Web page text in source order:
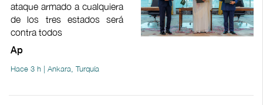
ataque armado a cualquiera
de los tres estados será
contra todos
Ap
Hace 3 h | Ankara, Turquía